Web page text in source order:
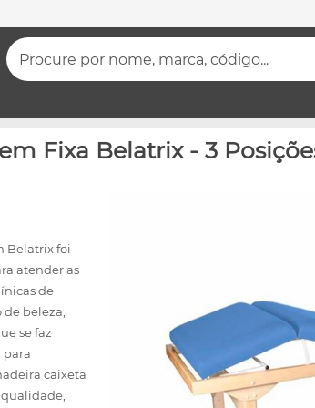
Procure por nome, marca, código...
Fixa Belatrix - 3
Belatrix foi
atender as
de
de beleza,
se faz
para
caixeta